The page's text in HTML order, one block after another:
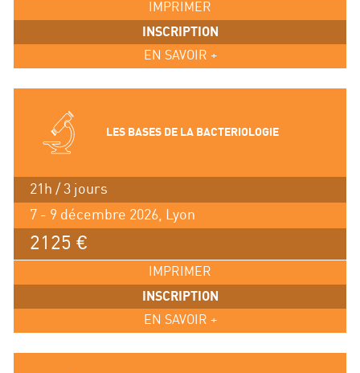
IMPRIMER
INSCRIPTION
EN SAVOIR +
LES BASES DE LA BACTERIOLOGIE
21h / 3 jours
7 - 9 décembre 2026, Lyon
2125 €
IMPRIMER
INSCRIPTION
EN SAVOIR +